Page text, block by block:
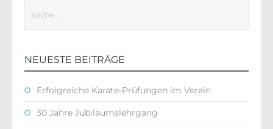
NEUESTE BEITRÄGE
Erfolgreiche Karate-Prüfungen im Verein
30 Jahre Jubiläumslehrgang